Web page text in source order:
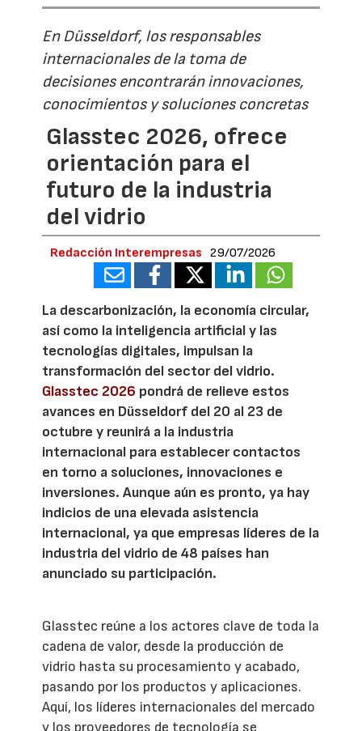
En Düsseldorf, los responsables
internacionales de la toma de
decisiones encontrarán innovaciones,
conocimientos y soluciones concretas
Glasstec 2026, ofrece
orientación para el
futuro de la industria
del vidrio
Redacción Interempresas 29/07/2026
La descarbonización, la economía circular,
así como la inteligencia artificial y las
tecnologías digitales, impulsan la
transformación del sector del vidrio.
Glasstec 2026 pondrá de relieve estos
avances en Düsseldorf del 20 al 23 de
octubre y reunirá a la industria
internacional para establecer contactos
en torno a soluciones, innovaciones e
inversiones. Aunque aún es pronto, ya hay
indicios de una elevada asistencia
internacional, ya que empresas líderes de la
industria del vidrio de 48 países han
anunciado su participación.
Glasstec reúne a los actores clave de toda la
cadena de valor, desde la producción de
vidrio hasta su procesamiento y acabado,
pasando por los productos y aplicaciones.
Aquí, los líderes internacionales del mercado
y los proveedores de tecnología se